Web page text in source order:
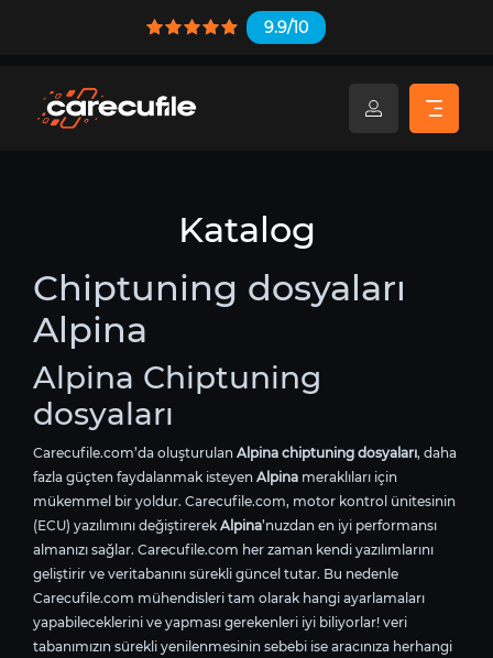
9.9/10
Katalog
Chiptuning dosyaları
Alpina
Alpina Chiptuning
dosyaları
Carecufile.com’da oluşturulan Alpina chiptuning dosyaları, daha
fazla güçten faydalanmak isteyen Alpina meraklıları için
mükemmel bir yoldur. Carecufile.com, motor kontrol ünitesinin
(ECU) yazılımını değiştirerek Alpina’nuzdan en iyi performansı
almanızı sağlar. Carecufile.com her zaman kendi yazılımlarını
geliştirir ve veritabanını sürekli güncel tutar. Bu nedenle
Carecufile.com mühendisleri tam olarak hangi ayarlamaları
yapabileceklerini ve yapması gerekenleri iyi biliyorlar! veri
tabanımızın sürekli yenilenmesinin sebebi ise aracınıza herhangi